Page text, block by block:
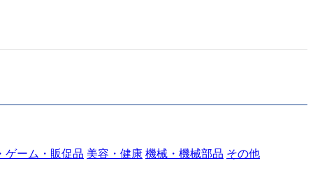
ゲーム・販促品 美容・健康 機械・機械部品 その他